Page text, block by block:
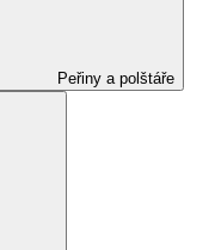
Peřiny a polštáře